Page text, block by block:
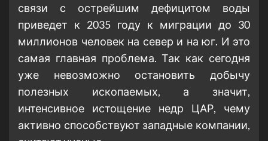
связи с острейшим дефицитом воды
приведет к 2035 году к миграции до 30
миллионов человек на север и на юг. И это
самая главная проблема. Так как сегодня
уже невозможно остановить добычу
полезных ископаемых, а значит,
интенсивное истощение недр ЦАР, чему
активно способствуют западные компании,